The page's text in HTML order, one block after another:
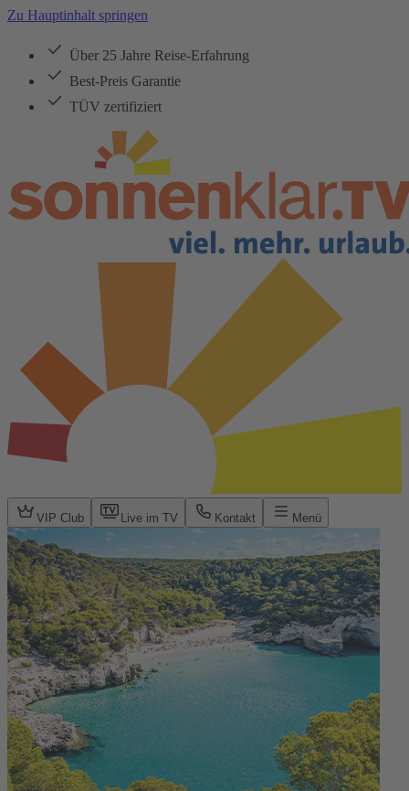
Zu Hauptinhalt springen
Über 25 Jahre Reise-Erfahrung
Best-Preis Garantie
TÜV zertifiziert
VIP Club Live im TV Kontakt Menü